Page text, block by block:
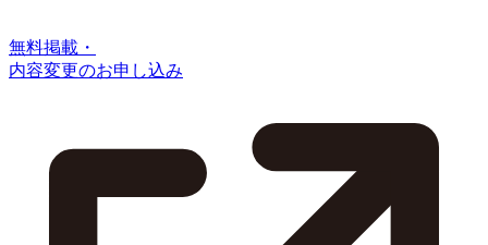
無料掲載・
内容変更のお申し込み